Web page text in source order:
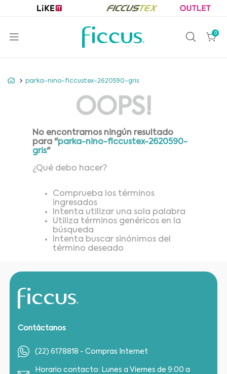
0
parka-nino-ficcustex-2620590-gris
OOPS!
No encontramos ningún resultado
para "parka-nino-ficcustex-2620590-
gris"
¿Qué debo hacer?
Comprueba los términos
ingresados
Intenta utilizar una sola palabra
Utiliza términos genéricos en la
búsqueda
Intenta buscar sinónimos del
término deseado
Contáctanos
(22) 6178818 - Compras Internet
Horario contacto: Lunes a Viernes de 9:00 a